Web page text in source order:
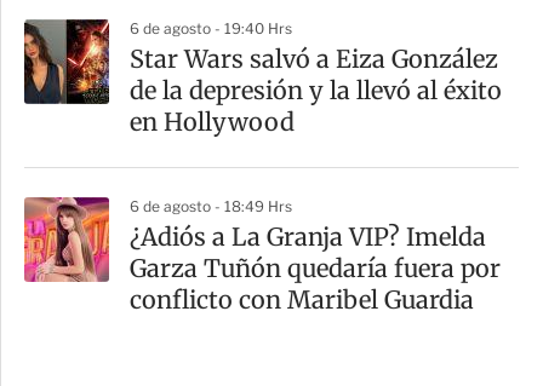
6 de agosto - 19:40 Hrs
Star Wars salvó a Eiza González
de la depresión y la llevó al éxito
en Hollywood
6 de agosto - 18:49 Hrs
¿Adiós a La Granja VIP? Imelda
Garza Tuñón quedaría fuera por
conflicto con Maribel Guardia